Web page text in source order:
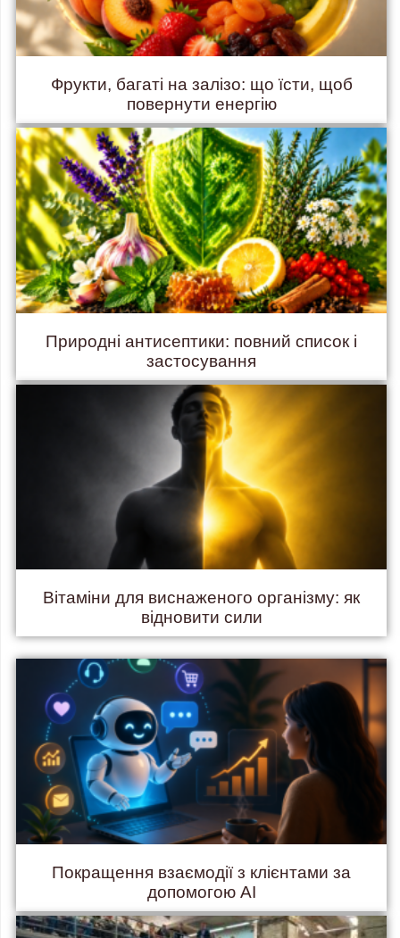
Фрукти, багаті на залізо: що їсти, щоб
повернути енергію
Природні антисептики: повний список і
застосування
Вітаміни для виснаженого організму: як
відновити сили
Покращення взаємодії з клієнтами за
допомогою AI